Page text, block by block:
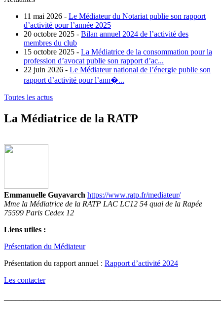
11 mai 2026 - Le Médiateur du Notariat publie son rapport
d’activité pour l’année 2025
20 octobre 2025 - Bilan annuel 2024 de l’activité des
membres du club
15 octobre 2025 - La Médiatrice de la consommation pour la
profession d’avocat publie son rapport d’ac...
22 juin 2026 - Le Médiateur national de l’énergie publie son
rapport d’activité pour l’ann�...
Toutes les actus
La Médiatrice de la RATP
Emmanuelle Guyavarch https://www.ratp.fr/mediateur/
Mme la Médiatrice de la RATP LAC LC12 54 quai de la Rapée
75599 Paris Cedex 12
Liens utiles :
Présentation du Médiateur
Présentation du rapport annuel : Rapport d’activité 2024
Les contacter